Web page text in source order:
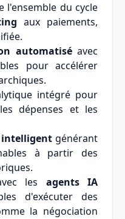
l'ensemble du cycle
aux paiements,
automatiséavec
pour accélérer
intégré pour
dépenses et les
générant
à partir des
les agents IA
d'exécuter des
la négociation